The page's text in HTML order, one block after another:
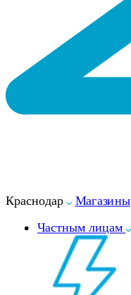
Краснодар
Магазины
Частным лицам